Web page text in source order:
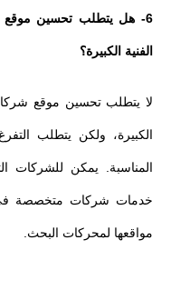
6- هل يتطلب تحسين موقع
الفنية الكبيرة؟
لا يتطلب تحسين موقع
المناسبة. يمكن للشركات
مواقعها لمحركات البحث.